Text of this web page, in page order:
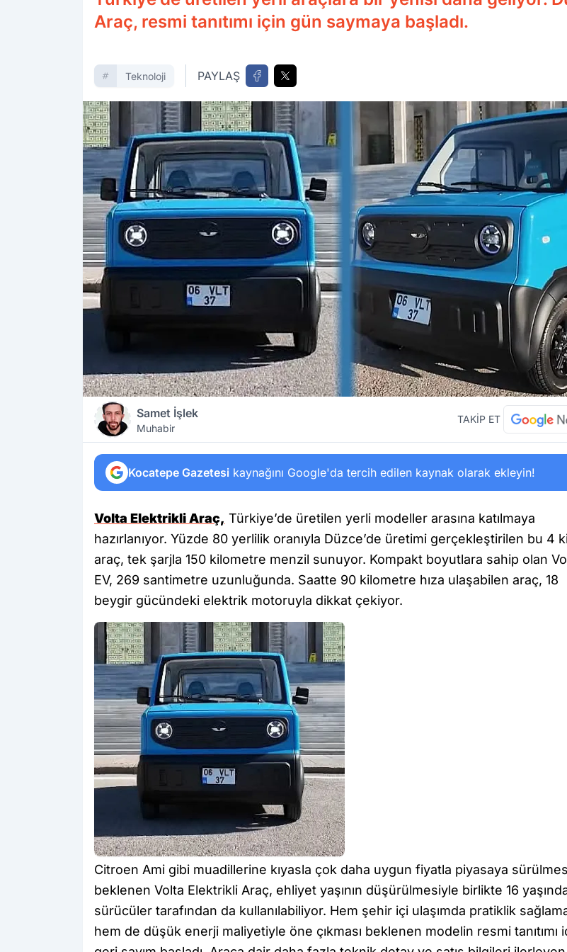
Araç, resmi tanıtımı için gün saymaya başladı.
Teknoloji PAYLAŞ
Samet İşlek
Muhabir
TAKİP ET
Kocatepe Gazetesi kaynağını Google'da tercih edilen kaynak olarak ekleyin!
Volta Elektrikli Araç, Türkiye’de üretilen yerli modeller arasına katılmaya
hazırlanıyor. Yüzde 80 yerlilik oranıyla Düzce’de üretimi gerçekleştirilen bu 4
araç, tek şarjla 150 kilometre menzil sunuyor. Kompakt boyutlara sahip olan
EV, 269 santimetre uzunluğunda. Saatte 90 kilometre hıza ulaşabilen araç, 18
beygir gücündeki elektrik motoruyla dikkat çekiyor.
Citroen Ami gibi muadillerine kıyasla çok daha uygun fiyatla piyasaya
beklenen Volta Elektrikli Araç, ehliyet yaşının düşürülmesiyle birlikte 16
sürücüler tarafından da kullanılabiliyor. Hem şehir içi ulaşımda pratiklik
hem de düşük enerji maliyetiyle öne çıkması beklenen modelin resmi tanıtımı